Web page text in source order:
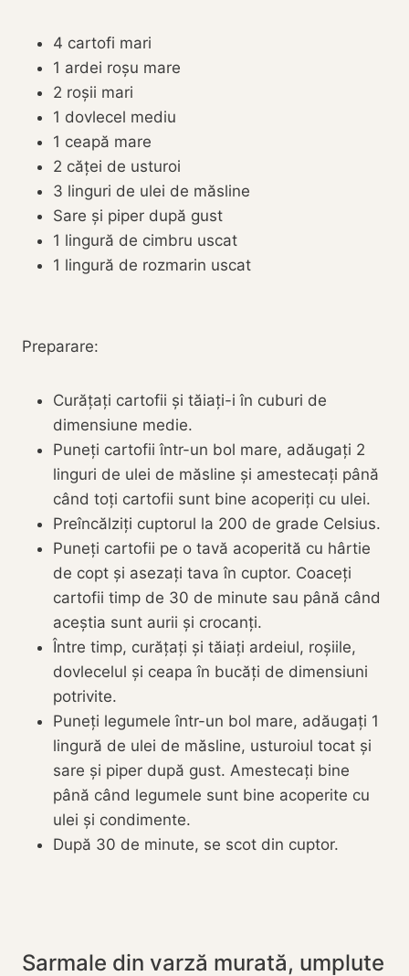
4 cartofi mari
1 ardei roșu mare
2 roșii mari
1 dovlecel mediu
1 ceapă mare
2 căței de usturoi
3 linguri de ulei de măsline
Sare și piper după gust
1 lingură de cimbru uscat
1 lingură de rozmarin uscat
Preparare:
Curățați cartofii și tăiați-i în cuburi de
dimensiune medie.
Puneți cartofii într-un bol mare, adăugați 2
linguri de ulei de măsline și amestecați până
când toți cartofii sunt bine acoperiți cu ulei.
Preîncălziți cuptorul la 200 de grade Celsius.
Puneți cartofii pe o tavă acoperită cu hârtie
de copt și asezați tava în cuptor. Coaceți
cartofii timp de 30 de minute sau până când
aceștia sunt aurii și crocanți.
Între timp, curățați și tăiați ardeiul, roșiile,
dovlecelul și ceapa în bucăți de dimensiuni
potrivite.
Puneți legumele într-un bol mare, adăugați 1
lingură de ulei de măsline, usturoiul tocat și
sare și piper după gust. Amestecați bine
până când legumele sunt bine acoperite cu
ulei și condimente.
După 30 de minute, se scot din cuptor.
Sarmale din varză murată, umplute